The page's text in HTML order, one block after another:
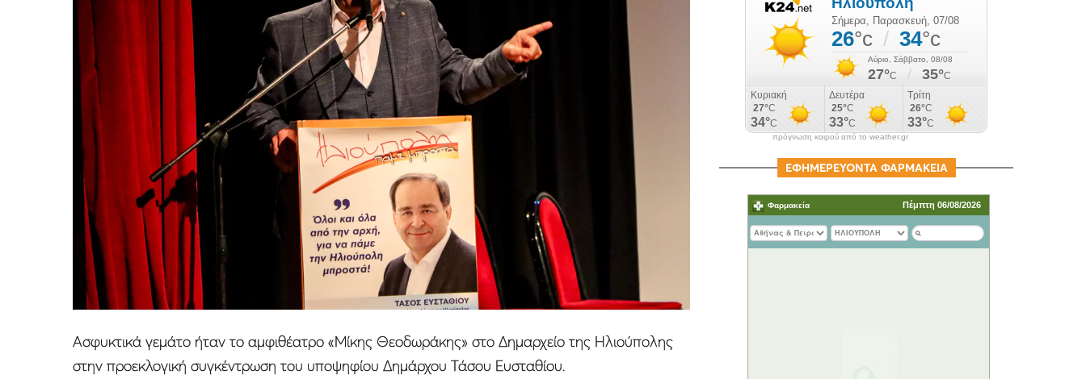
Ασφυκτικά γεμάτο ήταν το αμφιθέατρο «Μίκης Θεοδωράκης» στο Δημαρχείο της Ηλιούπολης
στην προεκλογική συγκέντρωση του υποψηφίου Δημάρχου Τάσου Ευσταθίου.
πρόγνωση καιρού από το weather.gr
ΕΦΗΜΕΡΕΥΟΝΤΑ ΦΑΡΜΑΚΕΙΑ